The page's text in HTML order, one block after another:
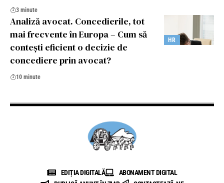
3 minute
HR
Analiză avocat. Concedierile, tot
mai frecvente în Europa – Cum să
contești eficient o decizie de
concediere prin avocat?
10 minute
EDIȚIA DIGITALĂ
ABONAMENT DIGITAL